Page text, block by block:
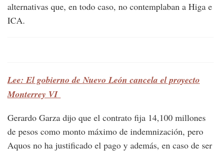
alternativas que, en todo caso, no contemplaban a Higa e
ICA.
Lee: El gobierno de Nuevo León cancela el proyecto
Monterrey VI
Gerardo Garza dijo que el contrato fija 14,100 millones
de pesos como monto máximo de indemnización, pero
Aquos no ha justificado el pago y además, en caso de ser